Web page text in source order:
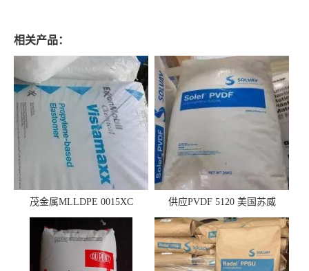
相关产品：
茂金属MLLDPE 0015XC
0019XC 现货
供应PVDF 5120 美国苏威